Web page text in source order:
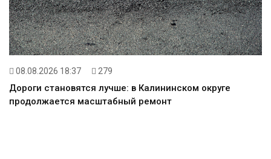
08.08.2026 18:37 279
Дороги становятся лучше: в Калининском округе
продолжается масштабный ремонт